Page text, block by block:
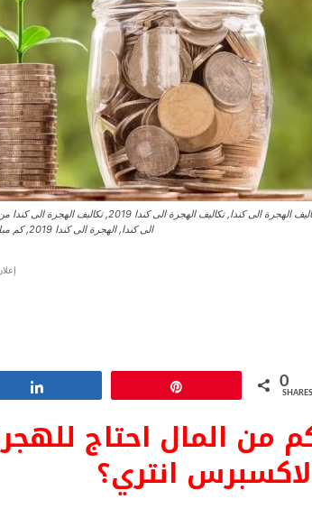
تكاليف الهجرة الى كندا, تكاليف
الى كندا, الهجرة الى كندا 2019, كم مبلغ مال للهجرة الى كندا, الهجرة الى كندا 2021, تكاليف الهجرة الى كندا 2021,
0
SHARES
من المال احتاج
انتري؟